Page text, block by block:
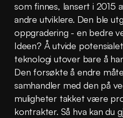
som finnes, lansert i 2015
andre utviklere. Den ble
oppgradering - en bedre
Ideen? Å utvide
teknologi utover bare å
Den forsøkte å endre
samhandler med den på
muligheter takket være
kontrakter. Så hva kan du